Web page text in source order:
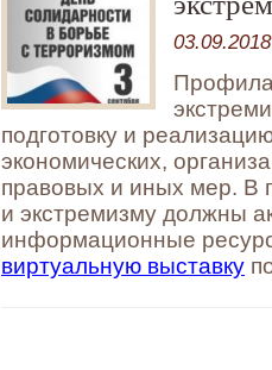
03.09.2018
подготовку и
экономических,
правовых и иных мер. В
и экстремизму должны
информационные
виртуальную выставку